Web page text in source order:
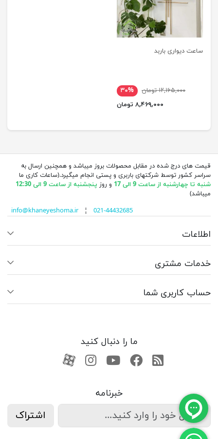
ساعت دیواری باربد
۱۲,۱۶۵,۰۰۰ تومان
۳۰%
۸,۴۶۹,۰۰۰ تومان
قیمت های درج شده در مقابل محصولات بروز میباشد و همچنین ارسال به
سراسر کشور توسط شرکتهای باربری و پستی انجام میگیرد.(ساعات کاری ما
شنبه تا چهارشنبه از ساعت 9 الی 17
و روز پنجشنبه از ساعت 9 الی 12:30
میباشد)
info@khaneyeshoma.ir¦ 021-44432685
اطلاعات
خدمات مشتری
حساب کاربری شما
ما را دنبال کنید
RSSفیسبوکیوتیوبکانال آپارات
کانال آپارات
خبرنامه
اشتراک